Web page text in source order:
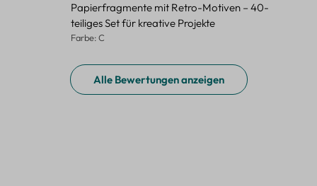
Papierfragmente mit Retro-Motiven – 40-
teiliges Set für kreative Projekte
Farbe: C
Alle Bewertungen anzeigen